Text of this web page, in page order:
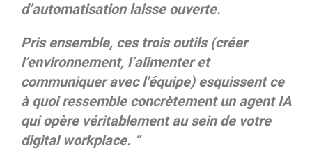
d’automatisation laisse ouverte.
Pris ensemble, ces trois outils (créer
l’environnement, l’alimenter et
communiquer avec l’équipe) esquissent ce
à quoi ressemble concrètement un agent IA
qui opère véritablement au sein de votre
digital workplace. “